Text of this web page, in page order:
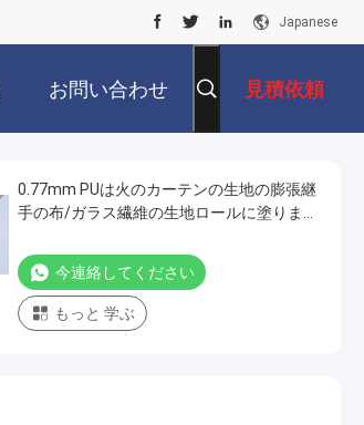
Japanese
お問い合わせ 見積依頼
0.77mm PUは火のカーテンの生地の膨張継
手の布/ガラス繊維の生地ロールに塗りまし
今連絡してください
もっと 学ぶ